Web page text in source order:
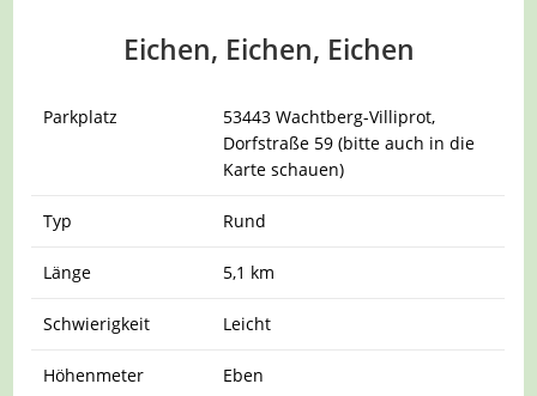
Eichen, Eichen, Eichen
Parkplatz
53443 Wachtberg-Villiprot,
Dorfstraße 59 (bitte auch in die
Karte schauen)
Typ Rund
Länge 5,1 km
Schwierigkeit Leicht
Höhenmeter Eben